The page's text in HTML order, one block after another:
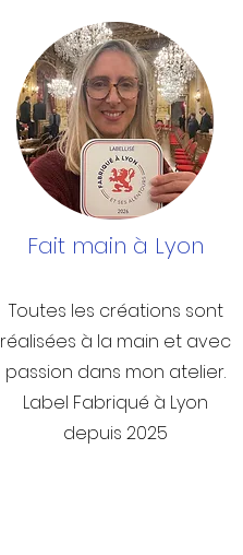
Fait main à Lyon
Toutes les créations sont
réalisées à la main et avec
passion dans mon atelier.
Label Fabriqué à Lyon
depuis 2025